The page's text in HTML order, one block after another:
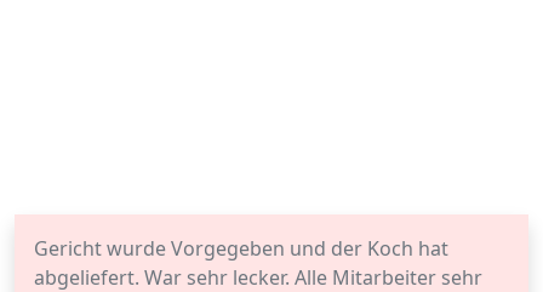
Gericht wurde Vorgegeben und der Koch hat
abgeliefert. War sehr lecker. Alle Mitarbeiter sehr